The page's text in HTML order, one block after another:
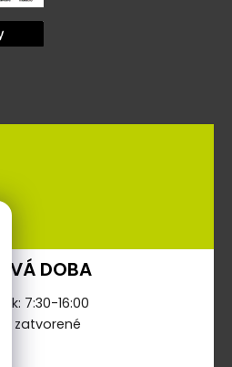
DOBA
7:30-16:00
zatvorené